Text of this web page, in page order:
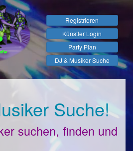
Registrieren
Künstler Login
Party Plan
DJ & Musiker Suche
Suche!
suchen, finden und